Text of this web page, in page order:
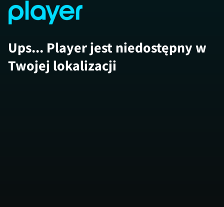
Ups... Player jest niedostępny w
Twojej lokalizacji